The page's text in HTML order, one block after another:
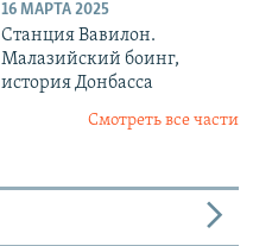
16 МАРТА 2025
Станция Вавилон.
Малазийский боинг,
история Донбасса
Смотреть все части